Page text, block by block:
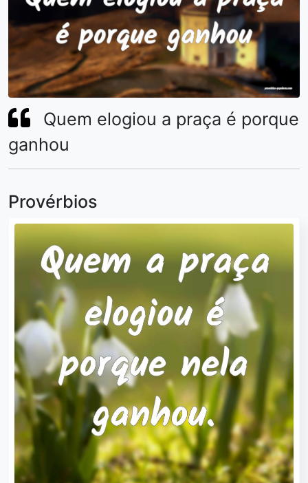
Quem elogiou a praça é porque
ganhou
Provérbios